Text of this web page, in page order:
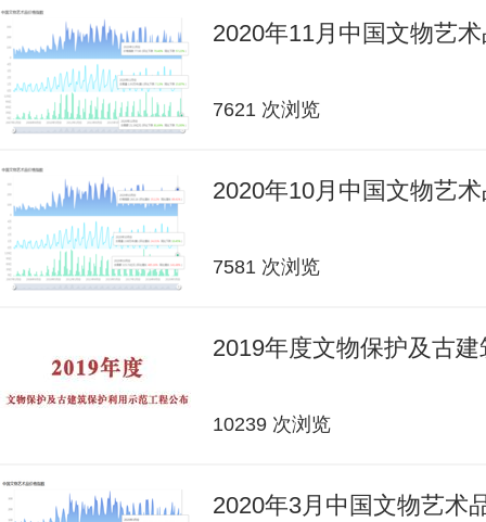
2020年11月中国文物艺
7621 次浏览
2020年10月中国文物艺
7581 次浏览
2019年度文物保护及古
10239 次浏览
2020年3月中国文物艺术